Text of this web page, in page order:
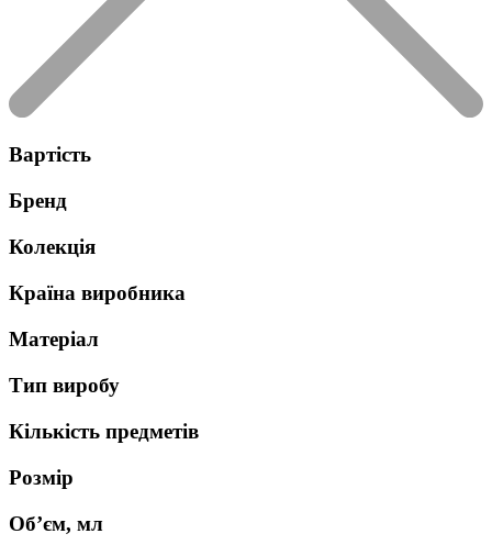
Вартість
Бренд
Колекція
Країна виробника
Матеріал
Тип виробу
Кількість предметів
Розмір
Об’єм, мл